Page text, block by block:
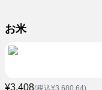
お米
¥3,408(税込¥3,680.64)